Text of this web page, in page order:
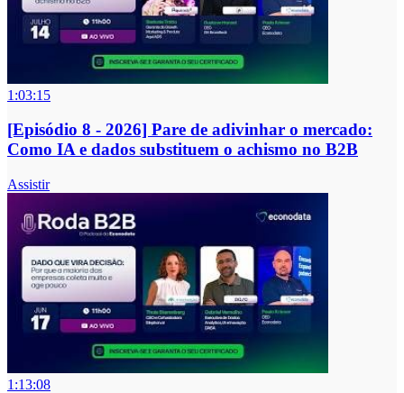
1:03:15
[Episódio 8 - 2026] Pare de adivinhar o mercado:
Como IA e dados substituem o achismo no B2B
Assistir
1:13:08